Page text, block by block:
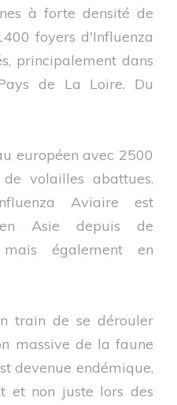
à forte densité de
foyers d'Influenza
principalement dans
de La Loire. Du
européen avec 2500
volailles abattues.
Aviaire est
Asie depuis de
mais également en
train de se dérouler
massive de la faune
devenue endémique,
et non juste lors des